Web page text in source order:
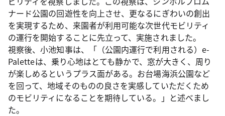
ナード公園の回遊性を向上させ、更なるにぎわいの創出
を実現するため、来園者が利用可能な次世代モビリティ
の運行を開始することに先立って、実施されました。
視察後、小池知事は、「（公園内運行で利用される）e-
Paletteは、乗り心地はとても静かで、窓が大きく、周り
が楽しめるというプラス面がある。お台場海浜公園など
を回って、地域そのものの良さを実感していただくため
のモビリティになることを期待している。」と述べまし
た。